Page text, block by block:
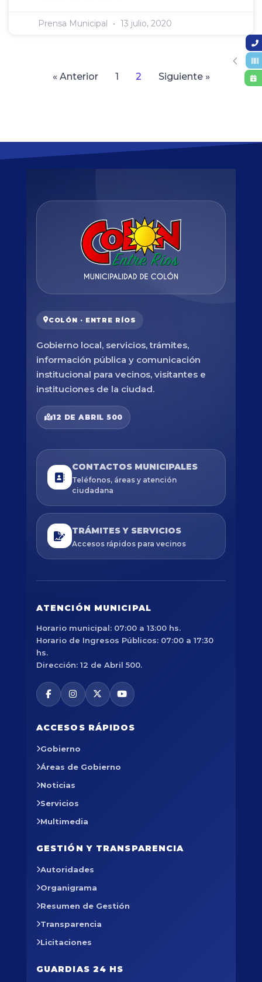
Prensa Municipal 13 julio, 2020
« Anterior 1 2 Siguiente »
COLÓN · ENTRE RÍOS
Gobierno local, servicios, trámites,
información pública y comunicación
institucional para vecinos, visitantes e
instituciones de la ciudad.
12 DE ABRIL 500
CONTACTOS MUNICIPALES
Teléfonos, áreas y atención
ciudadana
TRÁMITES Y SERVICIOS
Accesos rápidos para vecinos
ATENCIÓN MUNICIPAL
Horario municipal: 07:00 a 13:00 hs.
Horario de Ingresos Públicos: 07:00 a 17:30
hs.
Dirección: 12 de Abril 500.
ACCESOS RÁPIDOS
Gobierno
Áreas de Gobierno
Noticias
Servicios
Multimedia
GESTIÓN Y TRANSPARENCIA
Autoridades
Organigrama
Resumen de Gestión
Transparencia
Licitaciones
GUARDIAS 24 HS